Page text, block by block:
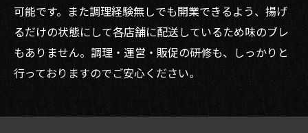
可能です。また調理経験無しでも開業できるよう、揚げ
るだけの状態にして各店舗に配送しているため味のブレ
もありません。調理・運営・販促の研修も、しっかりと
行っておりますのでご安心ください。